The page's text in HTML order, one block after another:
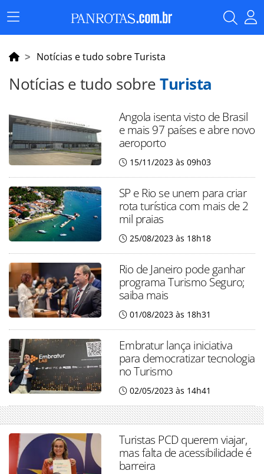
Menu
Principal
Notícias e tudo sobre Turista
Notícias e tudo sobreTurista
Angola isenta visto de Brasil
e mais 97 países e abre novo
aeroporto
15/11/2023 às 09h03
SP e Rio se unem para criar
rota turística com mais de 2
mil praias
25/08/2023 às 18h18
Rio de Janeiro pode ganhar
programa Turismo Seguro;
saiba mais
01/08/2023 às 18h31
Embratur lança iniciativa
para democratizar tecnologia
no Turismo
02/05/2023 às 14h41
Turistas PCD querem viajar,
mas falta de acessibilidade é
barreira